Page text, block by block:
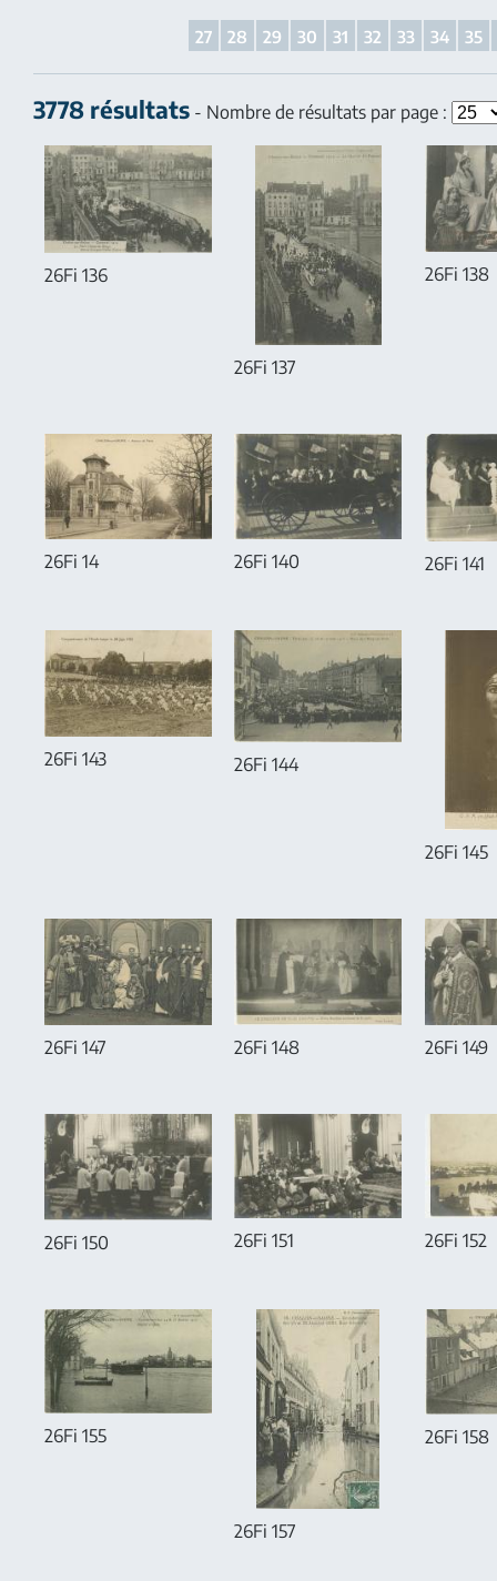
27 28 29 30 31 32 33 34 35
3778 résultats- Nombre de résultats par page :
26Fi 136
26Fi 137
26Fi 138
26Fi 14 26Fi 140 26Fi 141
26Fi 143 26Fi 144
26Fi 145
26Fi 147 26Fi 148 26Fi 149
26Fi 150 26Fi 151 26Fi 152
26Fi 155
26Fi 157
26Fi 158